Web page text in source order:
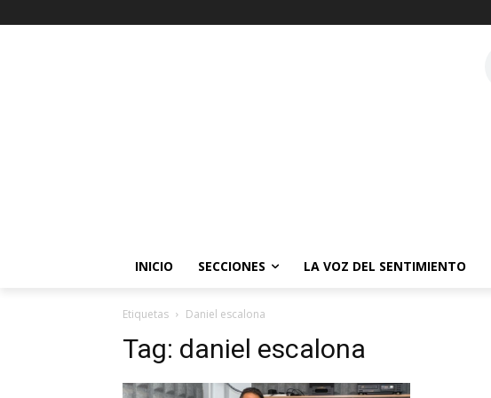
INICIO SECCIONES LA VOZ DEL SENTIMIENTO
Etiquetas Daniel escalona
Tag: daniel escalona